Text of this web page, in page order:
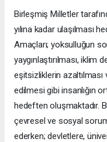
Birleşmiş Milletler
yılına kadar ulaşılması
Amaçları; yoksulluğun
yaygınlaştırılması, iklim
eşitsizliklerin
edilmesi gibi insanlığın
hedeften oluşmaktadır.
çevresel ve sosyal
ederken; devletlere,